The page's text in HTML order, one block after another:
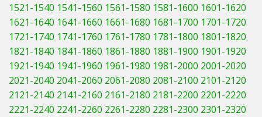
Departments
Brands
Spare Parts
Professional
1521-1540 1541-1560 1561-1580 1581-1600 1601-1620
1621-1640 1641-1660 1661-1680 1681-1700 1701-1720
1721-1740 1741-1760 1761-1780 1781-1800 1801-1820
1821-1840 1841-1860 1861-1880 1881-1900 1901-1920
1921-1940 1941-1960 1961-1980 1981-2000 2001-2020
2021-2040 2041-2060 2061-2080 2081-2100 2101-2120
2121-2140 2141-2160 2161-2180 2181-2200 2201-2220
2221-2240 2241-2260 2261-2280 2281-2300 2301-2320